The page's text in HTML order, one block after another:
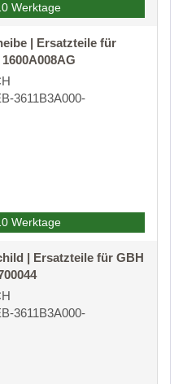
Werktage
| Ersatzteile für
3611B3A000-
Werktage
| Ersatzteile für GBH
3611B3A000-